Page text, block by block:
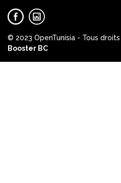
© 2023 OpenTunisia - Tous
Booster BC